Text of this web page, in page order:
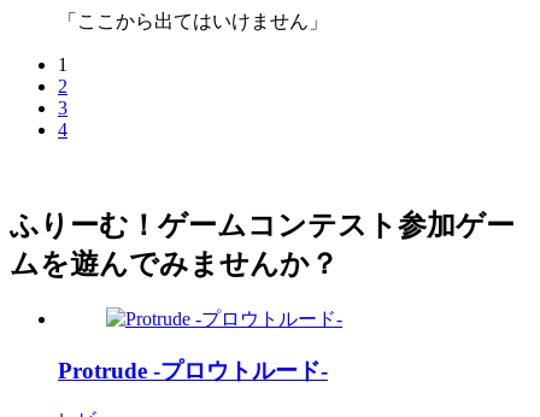
「ここから出てはいけません」
1
2
3
4
ふりーむ！ゲームコンテスト参加ゲー
ムを遊んでみませんか？
Protrude -プロウトルード-